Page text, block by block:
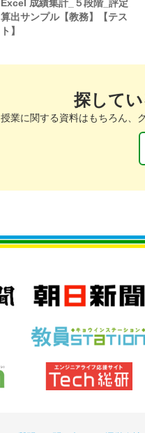
Excel 成績集計_５段階_評定
算出サンプル【教務】【テス
ト】
探して
授業に関する資料はもちろん、